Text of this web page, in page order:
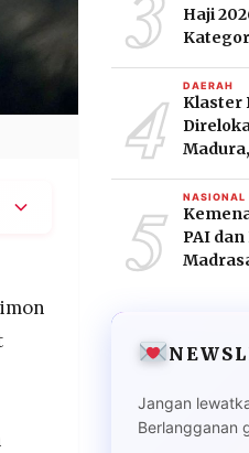
Haji
4 DAERAH
Klaster
5 NASIONAL
PAI
Jangan
Berlangganan